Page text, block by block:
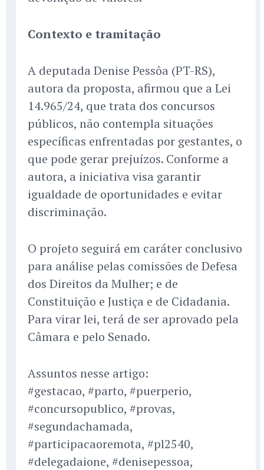
Contexto e tramitação
A deputada Denise Pessôa (PT-RS),
autora da proposta, afirmou que a Lei
14.965/24, que trata dos concursos
públicos, não contempla situações
específicas enfrentadas por gestantes, o
que pode gerar prejuízos. Conforme a
autora, a iniciativa visa garantir
igualdade de oportunidades e evitar
discriminação.
O projeto seguirá em caráter conclusivo
para análise pelas comissões de Defesa
dos Direitos da Mulher; e de
Constituição e Justiça e de Cidadania.
Para virar lei, terá de ser aprovado pela
Câmara e pelo Senado.
Assuntos nesse artigo:
#gestacao, #parto, #puerperio,
#concursopublico, #provas,
#segundachamada,
#participacaoremota, #pl2540,
#delegadaione, #denisepessoa,